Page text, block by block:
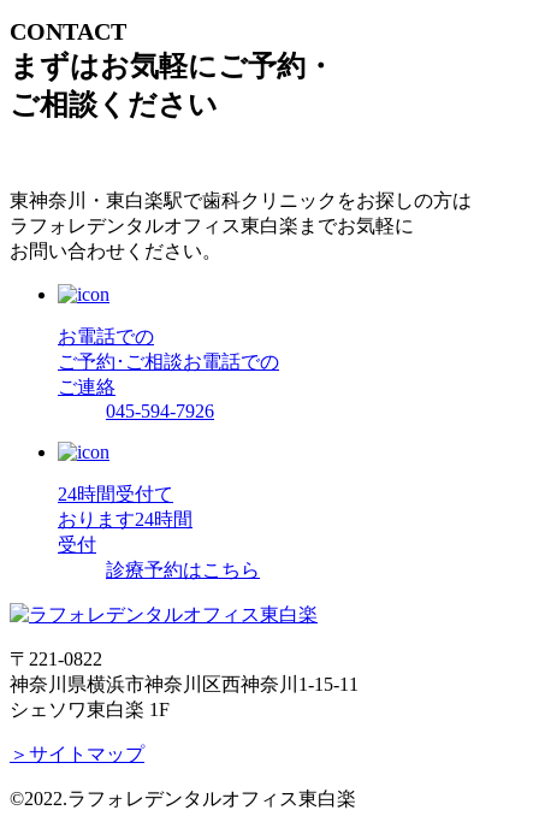
CONTACT
まずはお気軽にご予約・
ご相談ください
東神奈川・東白楽駅で歯科クリニックをお探しの方は
ラフォレデンタルオフィス東白楽までお気軽に
お問い合わせください。
お電話での
ご予約･ご相談お電話での
ご連絡
045-594-7926
24時間受付て
おります24時間
受付
診療予約はこちら
〒221-0822
神奈川県横浜市神奈川区西神奈川1-15-11
シェソワ東白楽 1F
＞サイトマップ
©2022.ラフォレデンタルオフィス東白楽